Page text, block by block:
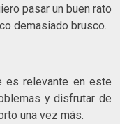
pasar un buen rato
demasiado brusco.
es relevante en este
y disfrutar de
una vez más.